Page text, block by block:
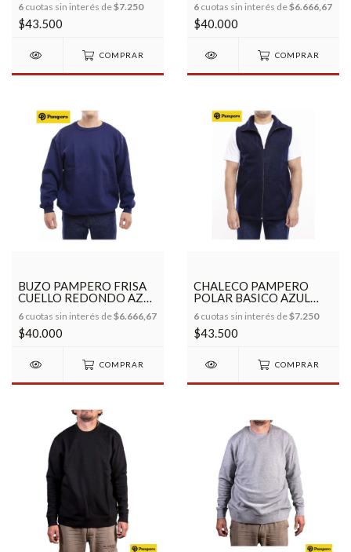
6 cuotas sin interés de$7.250
$43.500
COMPRAR
6 cuotas sin interés de$6.666,67
$40.000
COMPRAR
BUZO PAMPERO FRISA
CUELLO REDONDO AZUL
6 cuotas sin interés de$6.666,67
$40.000
COMPRAR
CHALECO PAMPERO
POLAR BASICO AZUL
6 cuotas sin interés de$7.250
$43.500
COMPRAR